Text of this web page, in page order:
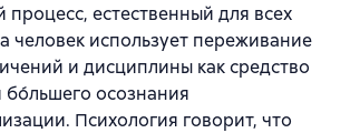
процесс, естественный для всех
человек использует переживание
и дисциплины как средство
осознания
Психология говорит, что